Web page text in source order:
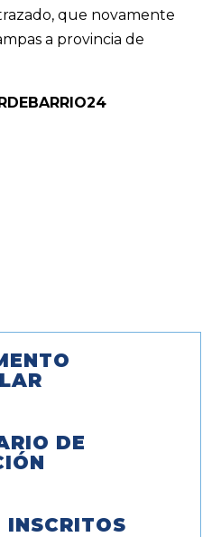
que novamente
a provincia de
DE
INSCRITOS